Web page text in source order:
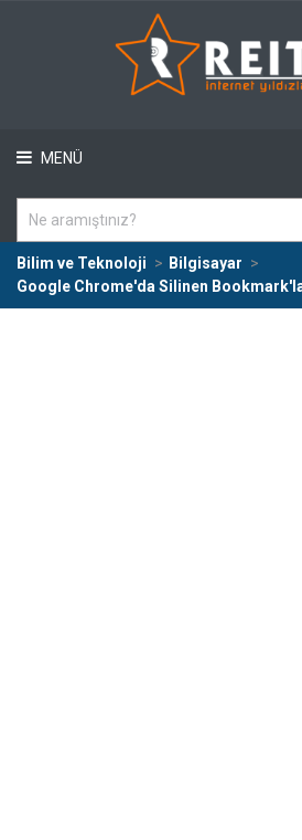
MENÜ
Bilim ve Teknoloji
Bilgisayar
Google Chrome'da Silinen